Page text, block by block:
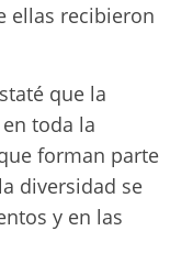
ellas recibieron
que la
toda la
forman parte
diversidad se
y en las